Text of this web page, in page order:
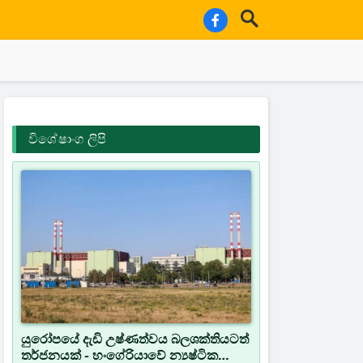
විශේෂාංග ලිපි
යුරෝපයේ දැඩි උෂ්ණත්වය බලශක්තියටත්
තර්ජනයක් - හංගේරියාවේ න්‍යෂ්ටික